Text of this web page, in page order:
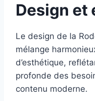
Design et
Le design de la
mélange
d’esthétique,
profonde des
contenu moderne.